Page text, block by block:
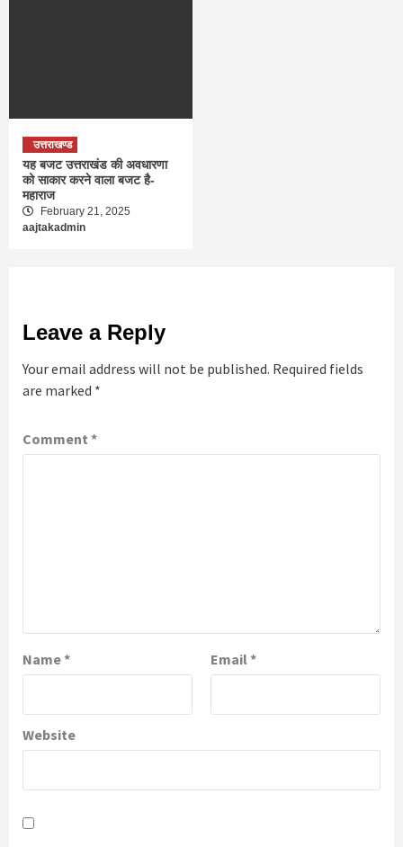
उत्तराखण्ड
यह बजट उत्तराखंड की अवधारणा
को साकार करने वाला बजट है-
महाराज
February 21, 2025
aajtakadmin
Leave a Reply
Your email address will not be published. Required fields
are marked *
Comment *
Name* Email *
Website